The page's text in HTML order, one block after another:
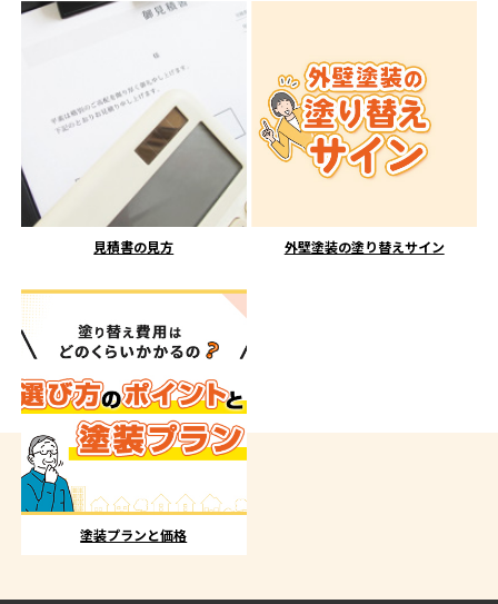
見積書の見方 外壁塗装の塗り替えサイン
塗装プランと価格